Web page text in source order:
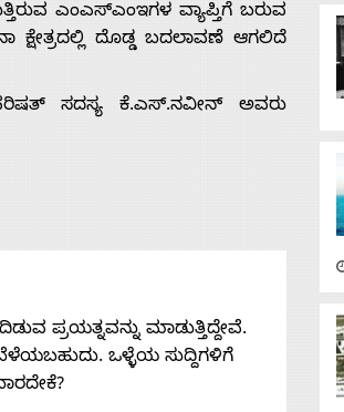
ಎಂಎಸ್‍ಎಂಇಗಳ ವ್ಯಾಪ್ತಿಗೆ ಬರುವ
ದೊಡ್ಡ ಬದಲಾವಣೆ ಆಗಲಿದೆ
ಸದಸ್ಯ ಕೆ.ಎಸ್.ನವೀನ್ ಅವರು
ಪ್ರಯತ್ನವನ್ನು ಮಾಡುತ್ತಿದ್ದೇವೆ.
ಬೆಳೆಯಬಹುದು. ಒಳ್ಳೆಯ ಸುದ್ದಿಗಳಿಗೆ